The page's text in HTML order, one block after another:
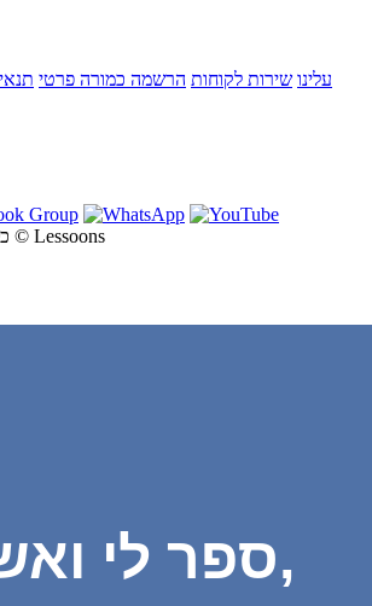
עלינו שירות לקוחות הרשמה כמורה פרטי
כל הזכויות שמורות 2026 © Lessoons
ספר לי ואשכח,